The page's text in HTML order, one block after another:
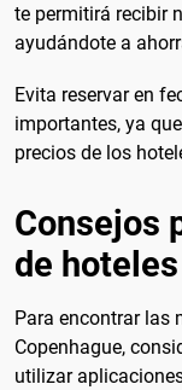
te permitirá recibir
ayudándote a
Evita reservar en
importantes, ya
precios de los
Consejos
de
Para encontrar las
Copenhague,
utilizar